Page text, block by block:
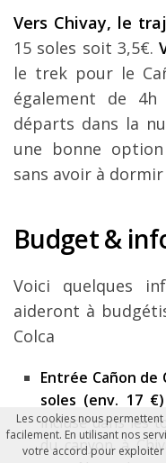
Vers Chivay, le
15 soles soit 3,5€.
le trek pour le
également de
départs dans la
une bonne
sans avoir à
Budget &
Voici quelques
aideront à
Colca
Entrée Cañon
soles (env. 17
incluse dans les
du canyon à
Les cookies nous
facilement. En utilisant nos
votre accord pour exploiter